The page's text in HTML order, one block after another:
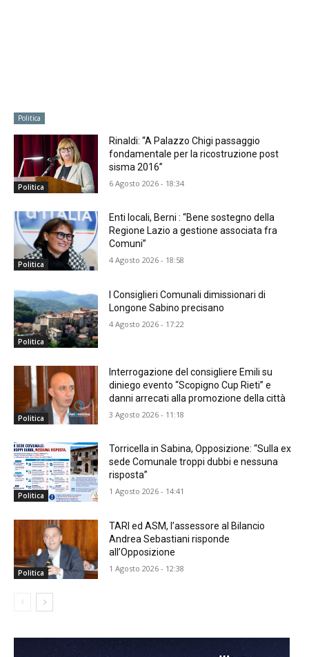
Politica
Politica
Rinaldi: “A Palazzo Chigi passaggio
fondamentale per la ricostruzione post
sisma 2016”
6 Agosto 2026 - 18:34
Politica
Enti locali, Berni : “Bene sostegno della
Regione Lazio a gestione associata fra
Comuni”
4 Agosto 2026 - 18:58
Politica
I Consiglieri Comunali dimissionari di
Longone Sabino precisano
4 Agosto 2026 - 17:22
Politica
Interrogazione del consigliere Emili su
diniego evento “Scopigno Cup Rieti” e
danni arrecati alla promozione della città
3 Agosto 2026 - 11:18
Politica
Torricella in Sabina, Opposizione: “Sulla ex
sede Comunale troppi dubbi e nessuna
risposta”
1 Agosto 2026 - 14:41
Politica
TARI ed ASM, l’assessore al Bilancio
Andrea Sebastiani risponde
all’Opposizione
1 Agosto 2026 - 12:38